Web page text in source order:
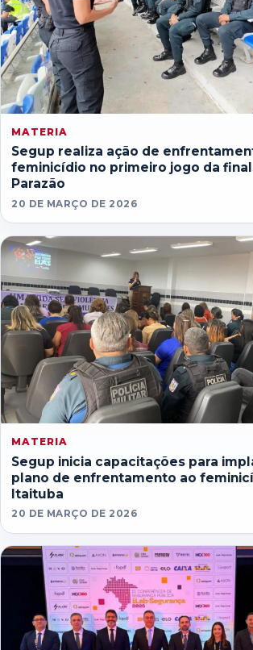
MATERIA
Segup realiza ação de
feminicídio no primeiro jogo da
Parazão
20 DE MARÇO DE 2026
MATERIA
Segup inicia capacitações para
plano de enfrentamento ao
Itaituba
20 DE MARÇO DE 2026